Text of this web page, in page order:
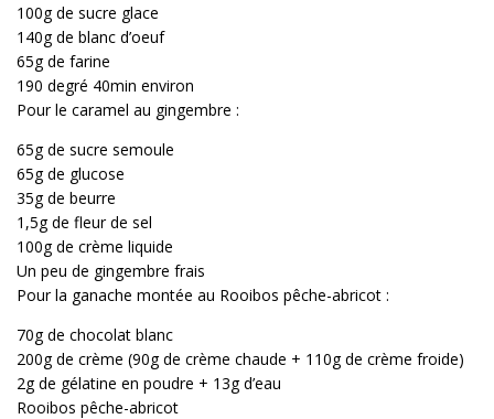
100g de sucre glace
140g de blanc d’oeuf
65g de farine
190 degré 40min environ
Pour le caramel au gingembre :
65g de sucre semoule
65g de glucose
35g de beurre
1,5g de fleur de sel
100g de crème liquide
Un peu de gingembre frais
Pour la ganache montée au Rooibos pêche-abricot :
70g de chocolat blanc
200g de crème (90g de crème chaude + 110g de crème froide)
2g de gélatine en poudre + 13g d’eau
Rooibos pêche-abricot